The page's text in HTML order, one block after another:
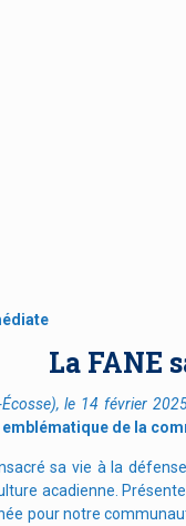
La FANE
le 14 février
de la
sa vie à la
acadienne.
pour notre